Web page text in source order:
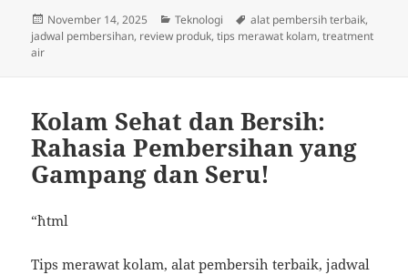
Posted
on
November 14, 2025 Categories
Teknologi Tags
alat pembersih terbaik,
jadwal pembersihan, review produk,tips merawat kolam,treatment
air
Kolam Sehat dan Bersih:
Rahasia Pembersihan yang
Gampang dan Seru!
“`html
Tips merawat kolam, alat pembersih terbaik, jadwal